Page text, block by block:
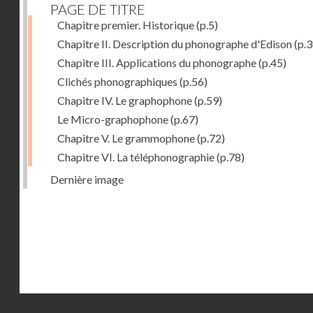
PAGE DE TITRE
Chapitre premier. Historique(p.5)
Chapitre II. Description du phonographe d'Edison
Chapitre III. Applications du phonographe(p.45)
Clichés phonographiques (p.56)
Chapitre IV. Le graphophone(p.59)
Le Micro-graphophone(p.67)
Chapitre V. Le grammophone(p.72)
Chapitre VI. La téléphonographie(p.78)
Dernière image